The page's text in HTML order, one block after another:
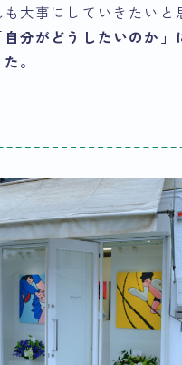
大事にしていきたいと
分がどうしたいのか」
。